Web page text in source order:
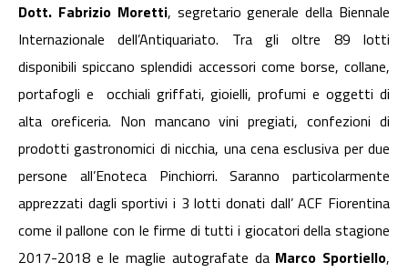
Dott. Fabrizio Moretti, segretario generale della Biennale
Internazionale dell’Antiquariato. Tra gli oltre 89 lotti
disponibili spiccano splendidi accessori come borse, collane,
portafogli e occhiali griffati, gioielli, profumi e oggetti di
alta oreficeria. Non mancano vini pregiati, confezioni di
prodotti gastronomici di nicchia, una cena esclusiva per due
persone all’Enoteca Pinchiorri. Saranno particolarmente
apprezzati dagli sportivi i 3 lotti donati dall’ ACF Fiorentina
come il pallone con le firme di tutti i giocatori della stagione
2017-2018 e le maglie autografate da Marco Sportiello,